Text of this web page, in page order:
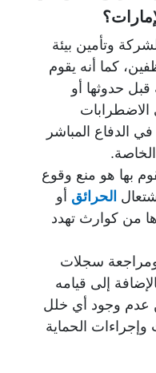
وتأمين بيئة
كما أنه يقوم
قبل حدوثها أو
الدفاع المباشر
بها هو منع وقوع
الحرائق أو
من كوارث تهدد
ومراجعة سجلات
إلى قيامه
عدم وجود أي خلل
وإجراءات الحماية